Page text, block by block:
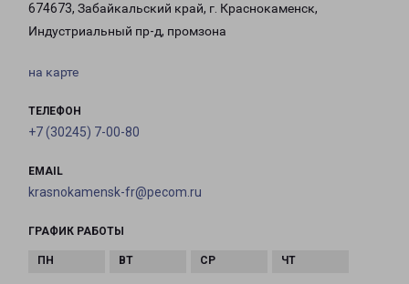
674673, Забайкальский край, г. Краснокаменск,
Индустриальный пр-д, промзона
на карте
ТЕЛЕФОН
+7 (30245) 7-00-80
EMAIL
krasnokamensk-fr@pecom.ru
ГРАФИК РАБОТЫ